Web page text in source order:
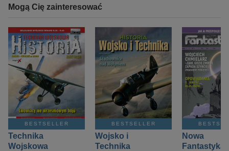
Mogą Cię zainteresować
BESTSELLER
Technika
Wojskowa
BESTSELLER
Wojsko i
Technika
Nowa
Fantastyka